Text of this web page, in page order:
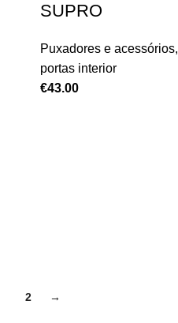
SUPRO
Puxadores e acessórios,
portas interior
€43.00
2 →